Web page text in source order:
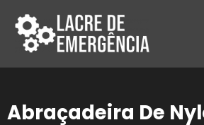
Abraçadeira De